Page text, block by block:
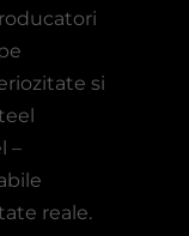
si
–
reale.